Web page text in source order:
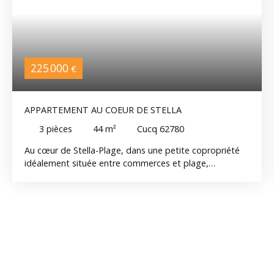
225 000 €
APPARTEMENT AU COEUR DE STELLA
3 pièces 44m²
Cucq 62780
Au cœur de Stella-Plage, dans une petite copropriété
idéalement située entre commerces et plage,